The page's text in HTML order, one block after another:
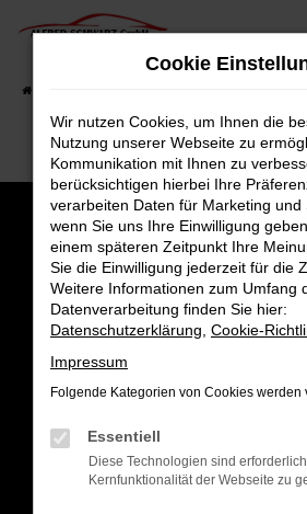
Zum
4,8
Cookie
Wir nutzen Cookies, um Ihnen die
Nutzung unserer Webseite zu
Kommunikation mit Ihnen zu
berücksichtigen hierbei Ihre
verarbeiten Daten für Marketing und
wenn Sie uns Ihre Einwilligung
einem späteren Zeitpunkt Ihre
Sie die Einwilligung jederzeit für die
Weitere Informationen zum Umfang
Datenverarbeitung finden Sie hier:
Datenschutzerklärung Cookie-
Impressum
Folgende Kategorien von Cookies werden
Essentiell
Diese Technologien sind
Kernfunktionalität der Webseite zu